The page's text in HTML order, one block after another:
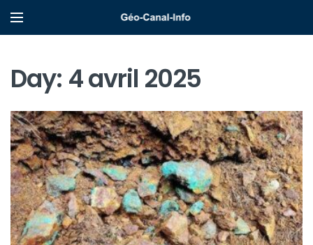
Day: 4 avril 2025